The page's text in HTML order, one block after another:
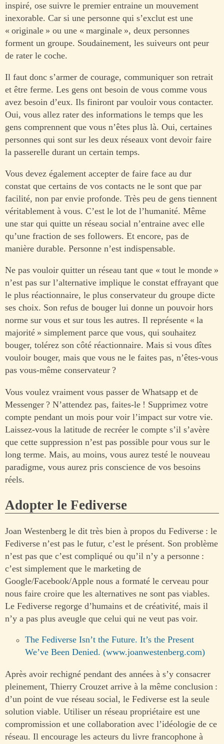
inspiré, ose suivre le premier entraine un mouvement
inexorable. Car si une personne qui s’exclut est une
« originale » ou une « marginale », deux personnes
forment un groupe. Soudainement, les suiveurs ont peur
de rater le coche.
Il faut donc s’armer de courage, communiquer son retrait
et être ferme. Les gens ont besoin de vous comme vous
avez besoin d’eux. Ils finiront par vouloir vous contacter.
Oui, vous allez rater des informations le temps que les
gens comprennent que vous n’êtes plus là. Oui, certaines
personnes qui sont sur les deux réseaux vont devoir faire
la passerelle durant un certain temps.
Vous devez également accepter de faire face au dur
constat que certains de vos contacts ne le sont que par
facilité, non par envie profonde. Très peu de gens tiennent
véritablement à vous. C’est le lot de l’humanité. Même
une star qui quitte un réseau social n’entraine avec elle
qu’une fraction de ses followers. Et encore, pas de
manière durable. Personne n’est indispensable.
Ne pas vouloir quitter un réseau tant que « tout le monde »
n’est pas sur l’alternative implique le constat effrayant que
le plus réactionnaire, le plus conservateur du groupe dicte
ses choix. Son refus de bouger lui donne un pouvoir hors
norme sur vous et sur tous les autres. Il représente « la
majorité » simplement parce que vous, qui souhaitez
bouger, tolérez son côté réactionnaire. Mais si vous dîtes
vouloir bouger, mais que vous ne le faites pas, n’êtes-vous
pas vous-même conservateur ?
Vous voulez vraiment vous passer de Whatsapp et de
Messenger ? N’attendez pas, faites-le ! Supprimez votre
compte pendant un mois pour voir l’impact sur votre vie.
Laissez-vous la latitude de recréer le compte s’il s’avère
que cette suppression n’est pas possible pour vous sur le
long terme. Mais, au moins, vous aurez testé le nouveau
paradigme, vous aurez pris conscience de vos besoins
réels.
Adopter le Fediverse
Joan Westenberg le dit très bien à propos du Fediverse : le
Fediverse n’est pas le futur, c’est le présent. Son problème
n’est pas que c’est compliqué ou qu’il n’y a personne :
c’est simplement que le marketing de
Google/Facebook/Apple nous a formaté le cerveau pour
nous faire croire que les alternatives ne sont pas viables.
Le Fediverse regorge d’humains et de créativité, mais il
n’y a pas plus aveugle que celui qui ne veut pas voir.
The Fediverse Isn’t the Future. It’s the Present
We’ve Been Denied. (www.joanwestenberg.com)
Après avoir rechigné pendant des années à s’y consacrer
pleinement, Thierry Crouzet arrive à la même conclusion :
d’un point de vue réseau social, le Fediverse est la seule
solution viable. Utiliser un réseau propriétaire est une
compromission et une collaboration avec l’idéologie de ce
réseau. Il encourage les acteurs du livre francophone à